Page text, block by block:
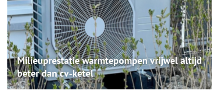
Milieuprestatie warmtepompen vrijwel altijd
beter dan cv-ketel